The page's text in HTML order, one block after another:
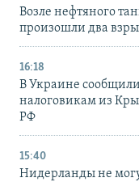
Возле нефтяного
произошли два
16:18
В Украине
налоговикам из
РФ
15:40
Нидерланды не